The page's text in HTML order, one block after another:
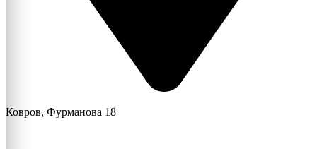
Ковров, Фурманова 18